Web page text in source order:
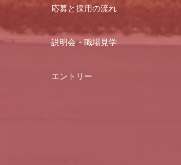
応募と採用の流れ
説明会・職場見学
エントリー